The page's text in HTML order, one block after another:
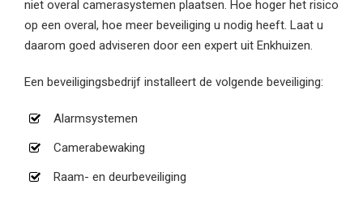
niet overal camerasystemen plaatsen. Hoe hoger het risico
op een overal, hoe meer beveiliging u nodig heeft. Laat u
daarom goed adviseren door een expert uit Enkhuizen.
Een beveiligingsbedrijf installeert de volgende beveiliging:
Alarmsystemen
Camerabewaking
Raam- en deurbeveiliging